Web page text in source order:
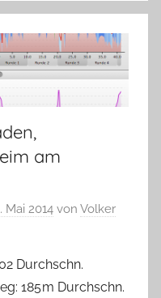
am
Mai 2014 von Volker
Durchschn.
185 m Durchschn.